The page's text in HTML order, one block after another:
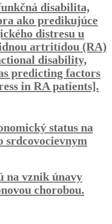
disabilita,
ako predikujúce
distresu u
artritídou (RA)
disability,
predicting factors
in RA patients].
status na
na vznik únavy
chorobou.